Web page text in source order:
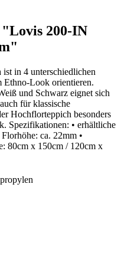
200-IN
in 4 unterschiedlichen
Ethno-Look orientieren.
und Schwarz eignet sich
für klassische
Hochflorteppich besonders
Spezifikationen: • erhältliche
ca. 22mm •
80cm x 150cm / 120cm x